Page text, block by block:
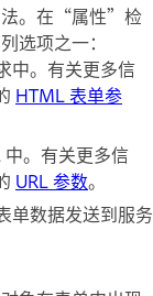
法。在“属性”检
项之一：
中。有关更多信
HTML 表单参
。有关更多信
URL 参数。
单数据发送到服务